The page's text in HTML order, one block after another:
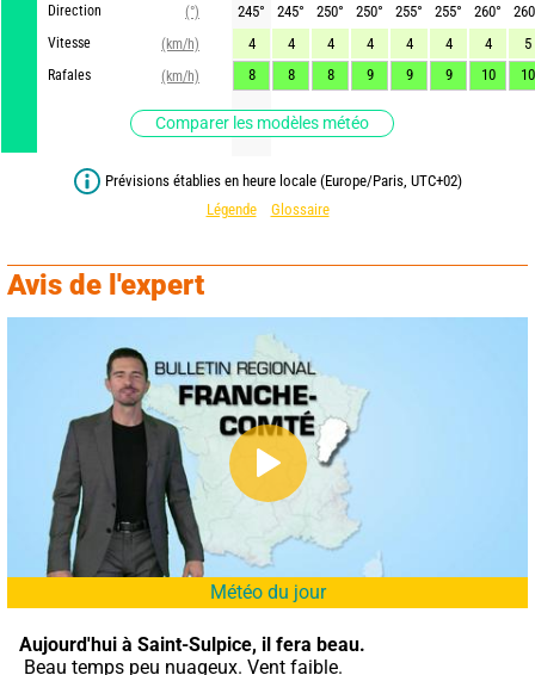
Direction
(°)
Vitesse
(km/h)
Rafales
(km/h)
Comparer les modèles météo
245° 245° 250° 250° 255° 255° 260°
260
4
4 4 4 4 4 4
5
8
8 8 9 9 9 10 10
Prévisions établies en heure locale (Europe/Paris, UTC+02)
Légende
Glossaire
Avis de l'expert
Météo du jour
Aujourd'hui à Saint-Sulpice, il fera beau.
Beau temps peu nuageux. Vent faible.